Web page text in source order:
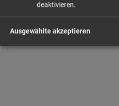
weiter
deaktivieren.
Ausgewählte akzeptieren